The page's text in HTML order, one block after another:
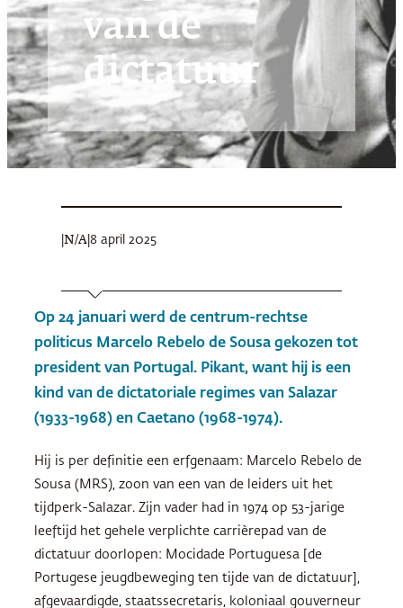
van de
dictatuur
N/A 8 april 2025
Op 24 januari werd de centrum-rechtse
politicus Marcelo Rebelo de Sousa gekozen tot
president van Portugal. Pikant, want hij is een
kind van de dictatoriale regimes van Salazar
(1933-1968) en Caetano (1968-1974).
Hij is per definitie een erfgenaam: Marcelo Rebelo de
Sousa ( MRS), zoon van een van de leiders uit het
tijdperk-Salazar. Zijn vader had in 1974 op 53-jarige
leeftijd het gehele verplichte carrièrepad van de
dictatuur doorlopen: Mocidade Portuguesa [de
Portugese jeugdbeweging ten tijde van de dictatuur],
afgevaardigde, staatssecretaris, koloniaal gouverneur